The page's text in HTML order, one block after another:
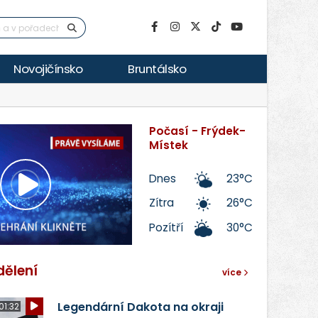
Novojičínsko Bruntálsko
Přehrát
video
Počasí - Frýdek-
Místek
Dnes
23°C
Zítra
26°C
Pozítří
30°C
více
Legendární Dakota na okraji